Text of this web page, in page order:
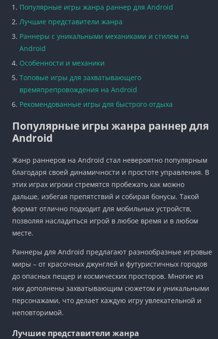
Популярные игры жанра раннер для Android
Лучшие представители жанра
Раннеры с уникальными механиками и стилем на
Android
Особенности и механики
Топовые игры для захватывающего
времяпрепровождения на Android
Рекомендованные игры для быстрого отдыха
Популярные игры жанра раннер для
Android
Жанр раннеров на Android стал невероятно популярным
благодаря своей динамичности и простоте управления. В
этих играх игроки стремятся пробежать как можно
дальше, избегая препятствий и собирая бонусы. Такой
формат отлично подходит для мобильных устройств,
позволяя насладиться игрой в любое время и в любом
месте.
Раннеры для Android предлагают разнообразные игровые
миры – от красочных джунглей и футуристичных городов
до опасных пещер и космических просторов. Многие из
них дополнены захватывающим сюжетом и уникальными
персонажами, что делает каждую игру увлекательной и
неповторимой.
Лучшие представители жанра